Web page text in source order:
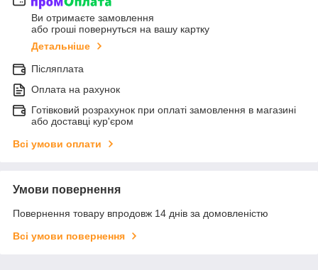
Ви отримаєте замовлення
або гроші повернуться на вашу картку
Детальніше
Післяплата
Оплата на рахунок
Готівковий розрахунок при оплаті замовлення в магазині
або доставці кур'єром
Всі умови оплати
Умови повернення
Повернення товару впродовж 14 днів за домовленістю
Всі умови повернення